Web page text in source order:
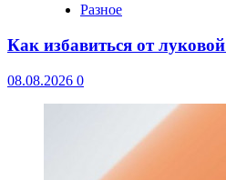
Разное
Как избавиться от
08.08.2026 0